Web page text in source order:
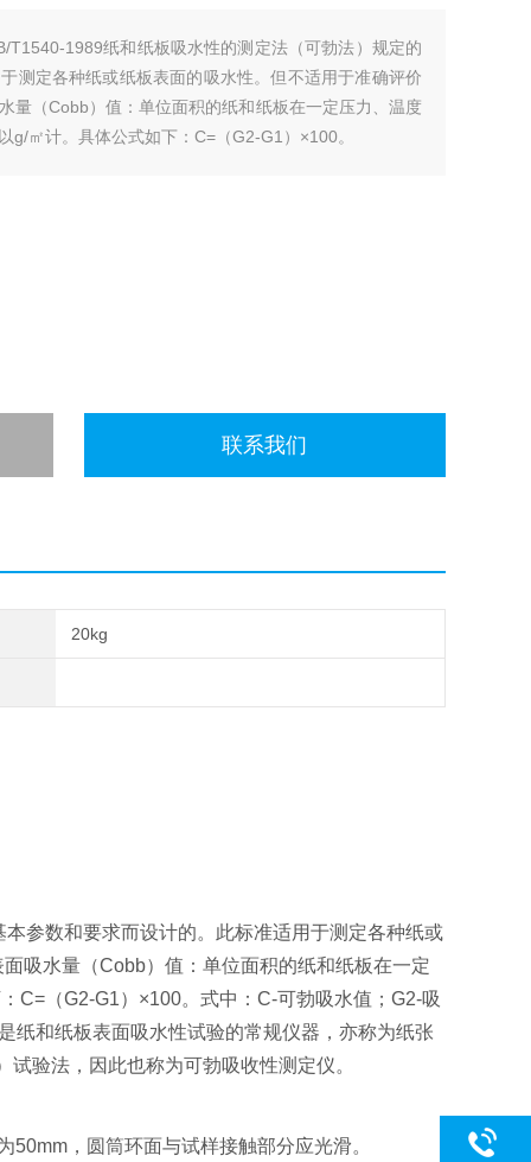
T1540-1989纸和纸板吸水性的测定法（可勃法）规定的
测定各种纸或纸板表面的吸水性。但不适用于准确评价
量（Cobb）值：单位面积的纸和纸板在一定压力、温度
g/㎡计。具体公式如下：C=（G2-G1）×100。
联系我们
20kg
参数和要求而设计的。此标准适用于测定各种纸或
吸水量（Cobb）值：单位面积的纸和纸板在一定
C=（G2-G1）×100。式中：C-可勃吸水值；G2-吸
纸和纸板表面吸水性试验的常规仪器，亦称为纸张
验法，因此也称为可勃吸收性测定仪。
，圆筒环面与试样接触部分应光滑。